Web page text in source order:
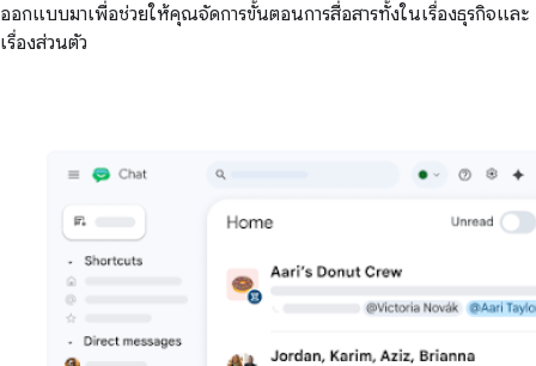
ออกแบบมาเพื่อช่วยให้คุณจัดการขั้นตอนการสื่อสารทั้งในเรื่องธุรกิจและ
เรื่องส่วนตัว